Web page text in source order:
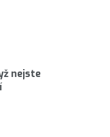
nejste